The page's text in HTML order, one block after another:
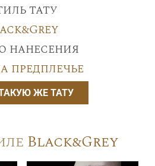
тату
нанесения
предплечье
ЖЕ ТАТУ
Black&Grey